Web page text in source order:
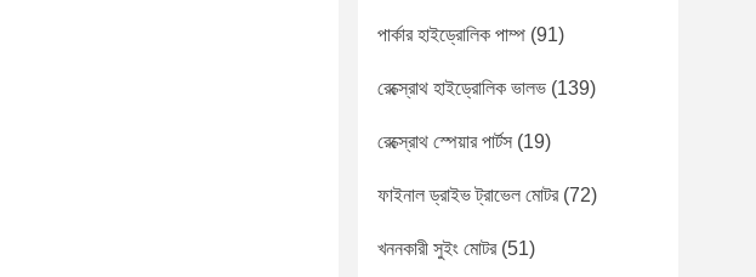
পার্কার হাইড্রোলিক পাম্প (91)
রেক্স্রোথ হাইড্রোলিক ভালভ (139)
রেক্স্রোথ স্পেয়ার পার্টস (19)
ফাইনাল ড্রাইভ ট্রাভেল মোটর(72)
খননকারী সুইং মোটর(51)